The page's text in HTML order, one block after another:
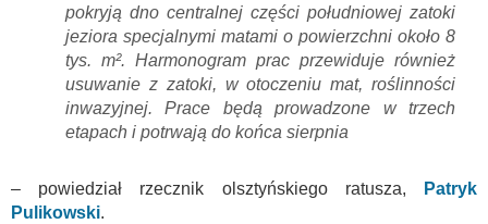
pokryją dno centralnej części południowej zatoki
jeziora specjalnymi matami o powierzchni około 8
tys. m². Harmonogram prac przewiduje również
usuwanie z zatoki, w otoczeniu mat, roślinności
inwazyjnej. Prace będą prowadzone w trzech
etapach i potrwają do końca sierpnia
– powiedział rzecznik olsztyńskiego ratusza,
Patryk
Pulikowski.